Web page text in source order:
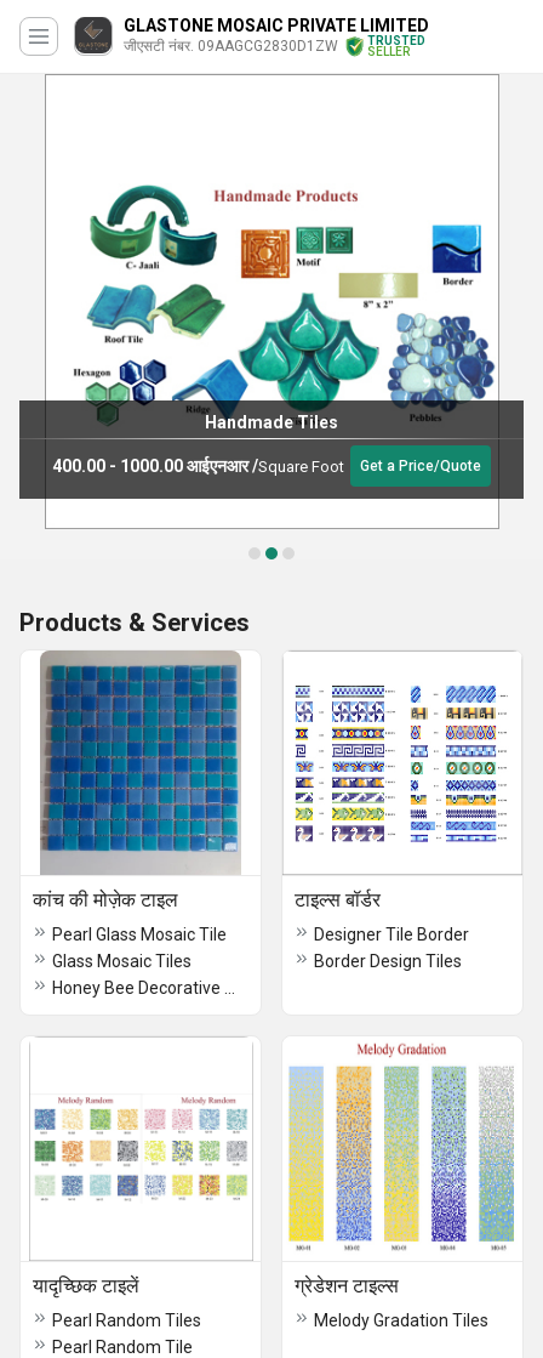
GLASTONE MOSAIC PRIVATE LIMITED
जीएसटी नंबर. 09AAGCG2830D1ZW
TRUSTED
SELLER
Handmade Tiles
400.00 - 1000.00 आईएनआर/Square Foot Get a Price/Quote
Products & Services
कांच की मोज़ेक टाइल
Pearl Glass Mosaic Tile
Glass Mosaic Tiles
टाइल्स बॉर्डर
Designer Tile Border
Border Design Tiles
यादृच्छिक टाइलें
Pearl Random Tiles
Pearl Random Tile
ग्रेडेशन टाइल्स
Melody Gradation Tiles